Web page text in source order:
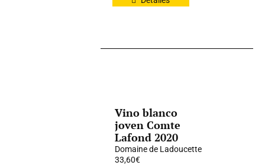
Vino blanco
joven Comte
Lafond 2020
Domaine de Ladoucette
33,60€